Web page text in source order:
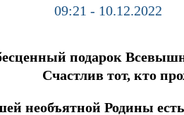
09:21 - 10.12.2022
подарок
Счастлив тот, кто
необъятной Родины